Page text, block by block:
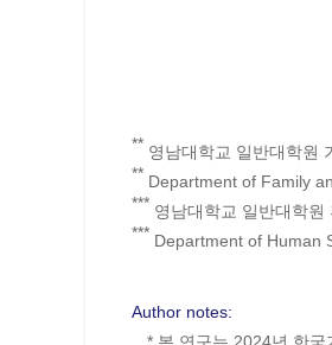
** 영남대학교 일반대학원
** Department of Family
*** 영남대학교 일반대학원
*** Department of Human
Author notes:
* 본 연구는 2024년 한국